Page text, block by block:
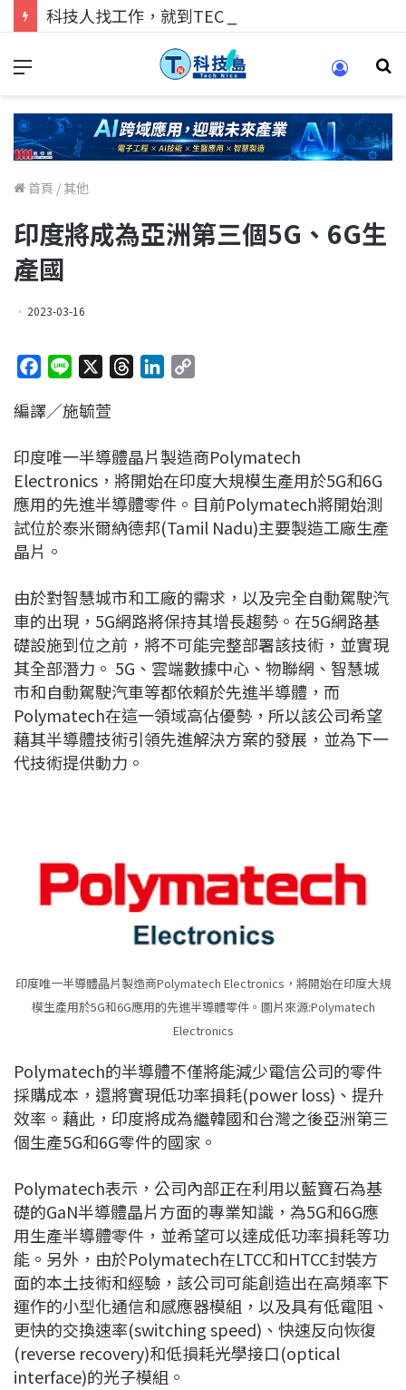
科技人找工作，就到TECH+ 科技專區!
首頁 /其他
印度將成為亞洲第三個5G、6G生
產國
2023-03-16
c
b
o
o
k
n
a
d
s
e
d
I
n
L
i
n
k
編譯／施毓萱
印度唯一半導體晶片製造商Polymatech
Electronics，將開始在印度大規模生產用於5G和6G
應用的先進半導體零件。目前Polymatech將開始測
試位於泰米爾納德邦(Tamil Nadu)主要製造工廠生產
晶片。
由於對智慧城市和工廠的需求，以及完全自動駕駛汽
車的出現，5G網路將保持其增長趨勢。在5G網路基
礎設施到位之前，將不可能完整部署該技術，並實現
其全部潛力。 5G、雲端數據中心、物聯網、智慧城
市和自動駕駛汽車等都依賴於先進半導體，而
Polymatech在這一領域高佔優勢，所以該公司希望
藉其半導體技術引領先進解決方案的發展，並為下一
代技術提供動力。
印度唯一半導體晶片製造商Polymatech Electronics，將開始在印度大規
模生產用於5G和6G應用的先進半導體零件。圖片來源:Polymatech
Electronics
Polymatech的半導體不僅將能減少電信公司的零件
採購成本，還將實現低功率損耗(power loss)、提升
效率。藉此，印度將成為繼韓國和台灣之後亞洲第三
個生產5G和6G零件的國家。
Polymatech表示，公司內部正在利用以藍寶石為基
礎的GaN半導體晶片方面的專業知識，為5G和6G應
用生產半導體零件，並希望可以達成低功率損耗等功
能。另外，由於Polymatech在LTCC和HTCC封裝方
面的本土技術和經驗，該公司可能創造出在高頻率下
運作的小型化通信和感應器模組，以及具有低電阻、
更快的交換速率(switching speed)、快速反向恢復
(reverse recovery)和低損耗光學接口(optical
interface)的光子模組。